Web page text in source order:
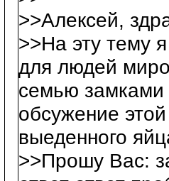
>>Алексей,
>>На эту тему
для людей
семью замками
обсужение
выеденного
>>Прошу Вас: